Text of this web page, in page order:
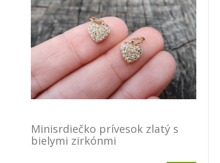
Minisrdiečko prívesok zlatý s
bielymi zirkónmi